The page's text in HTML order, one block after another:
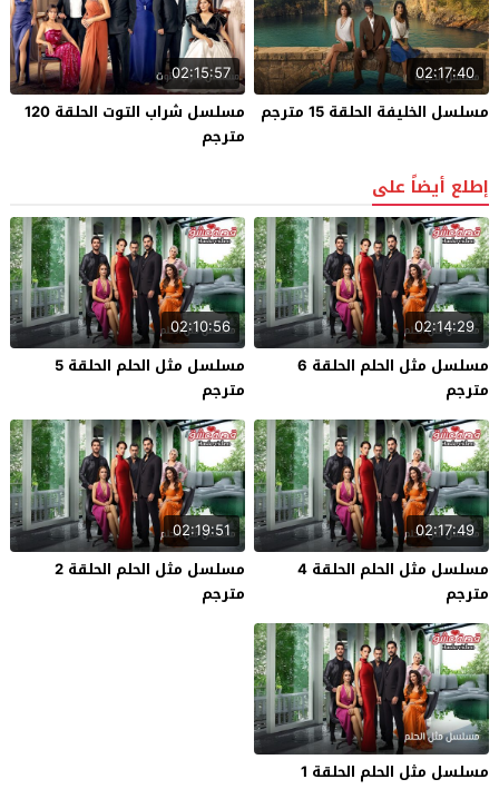
02:17:40
مسلسل الخليفة الحلقة 15 مترجم
02:15:57
مسلسل شراب التوت الحلقة 120
مترجم
إطلع أيضاً على
02:14:29
مسلسل مثل الحلم الحلقة 6
مترجم
02:10:56
مسلسل مثل الحلم الحلقة 5
مترجم
02:17:49
مسلسل مثل الحلم الحلقة 4
مترجم
02:19:51
مسلسل مثل الحلم الحلقة 2
مترجم
مسلسل مثل الحلم الحلقة 1